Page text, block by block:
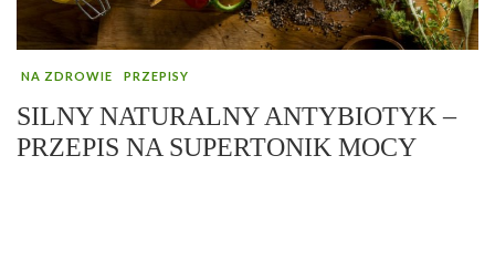
NA ZDROWIE PRZEPISY
SILNY NATURALNY ANTYBIOTYK –
PRZEPIS NA SUPERTONIK MOCY